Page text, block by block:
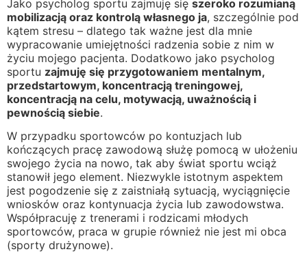
Jako psycholog sportu zajmuję się szeroko rozumianą
mobilizacją oraz kontrolą własnego ja, szczególnie pod
kątem stresu – dlatego tak ważne jest dla mnie
wypracowanie umiejętności radzenia sobie z nim w
życiu mojego pacjenta. Dodatkowo jako psycholog
sportu zajmuję się przygotowaniem mentalnym,
przedstartowym, koncentracją treningowej,
koncentracją na celu, motywacją, uważnością i
pewnością siebie.
W przypadku sportowców po kontuzjach lub
kończących pracę zawodową służę pomocą w ułożeniu
swojego życia na nowo, tak aby świat sportu wciąż
stanowił jego element. Niezwykle istotnym aspektem
jest pogodzenie się z zaistniałą sytuacją, wyciągnięcie
wniosków oraz kontynuacja życia lub zawodowstwa.
Współpracuję z trenerami i rodzicami młodych
sportowców, praca w grupie również nie jest mi obca
(sporty drużynowe).